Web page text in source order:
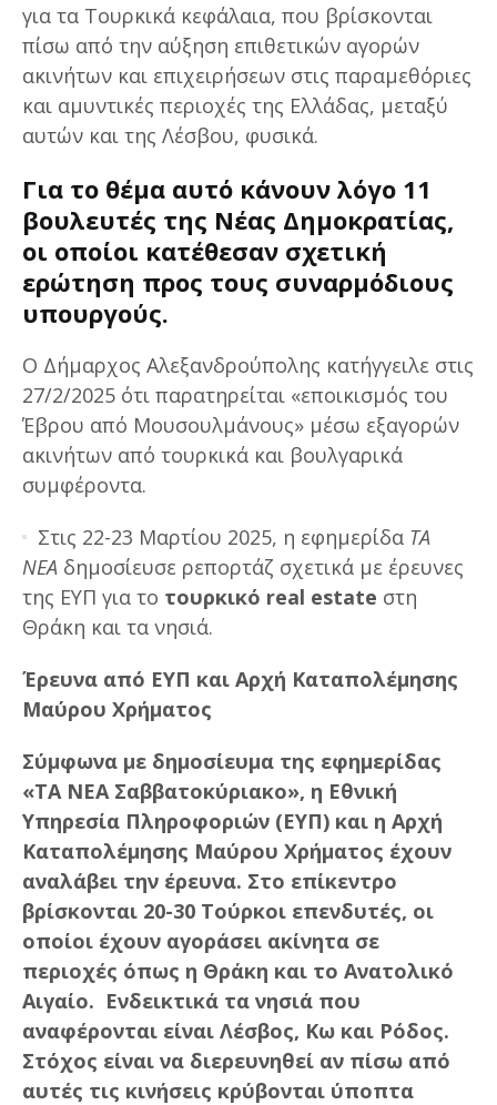
για τα Τουρκικά κεφάλαια, που βρίσκονται
πίσω από την αύξηση επιθετικών αγορών
ακινήτων και επιχειρήσεων στις παραμεθόριες
και αμυντικές περιοχές της Ελλάδας, μεταξύ
αυτών και της Λέσβου, φυσικά.
Για το θέμα αυτό κάνουν λόγο 11
βουλευτές της Νέας Δημοκρατίας,
οι οποίοι κατέθεσαν σχετική
ερώτηση προς τους συναρμόδιους
υπουργούς.
Ο Δήμαρχος Αλεξανδρούπολης κατήγγειλε στις
27/2/2025 ότι παρατηρείται «εποικισμός του
Έβρου από Μουσουλμάνους» μέσω εξαγορών
ακινήτων από τουρκικά και βουλγαρικά
συμφέροντα.
Στις 22-23 Μαρτίου 2025, η εφημερίδα ΤΑ
ΝΕΑ δημοσίευσε ρεπορτάζ σχετικά με έρευνες
της ΕΥΠ για το τουρκικό real estate στη
Θράκη και τα νησιά.
Έρευνα από ΕΥΠ και Αρχή Καταπολέμησης
Μαύρου Χρήματος
Σύμφωνα με δημοσίευμα της εφημερίδας
«ΤΑ ΝΕΑ Σαββατοκύριακο», η Εθνική
Υπηρεσία Πληροφοριών (ΕΥΠ) και η Αρχή
Καταπολέμησης Μαύρου Χρήματος έχουν
αναλάβει την έρευνα. Στο επίκεντρο
βρίσκονται 20-30 Τούρκοι επενδυτές, οι
οποίοι έχουν αγοράσει ακίνητα σε
περιοχές όπως η Θράκη και το Ανατολικό
Αιγαίο. Ενδεικτικά τα νησιά που
αναφέρονται είναι Λέσβος, Κω και Ρόδος.
Στόχος είναι να διερευνηθεί αν πίσω από
αυτές τις κινήσεις κρύβονται ύποπτα